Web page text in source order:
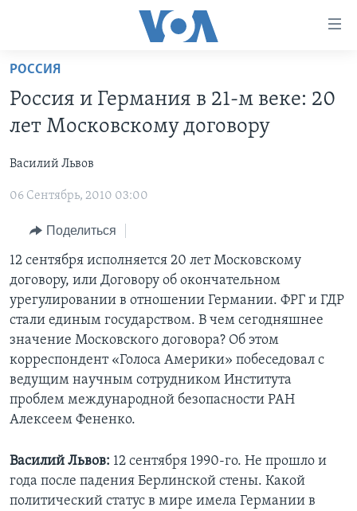
Перейти
основной
контент
навигации
Перейти
поиск
НОВОСТИ ЗА МИНУТУ
ИТОГИ
ПОЧЕМУ ЭТО ВАЖНО?
ДИСКУССИЯ VOA
ДЕТАЛИ
НЬЮ-ЙОРК NEW YORK
АМЕРИКА. БОЛЬШОЕ ПУТЕШЕСТВИЕ
УЧИМ АНГЛИЙСКИЙ
НАША АМЕРИКАНСКАЯ ИСТОРИЯ
А КАК В АМЕРИКЕ?
АРТЕФАКТЫ
АМЕРИКАНСКИЕ ГОРОДКИ
ТЕСТЫ
ЭКСПЕРТИЗА
ИНТЕРВЬЮ
ФАКТЫ ПРОТИВ ФЕЙКОВ
ЗА СВОБОДУ ПРЕССЫ
УЧИМ АНГЛИЙСКИЙ
ВИДЕО
ПОДПИСКА НА НОВОСТИ
Learning English
СОЦИАЛЬНЫЕ СЕТИ
Языки
РОССИЯ
Россия и Германия в 21-м веке: 20
лет Московскому договору
Василий Львов
06 Сентябрь, 2010 03:00
Поделиться
12 сентября исполняется 20 лет Московскому
договору, или Договору об окончательном
урегулировании в отношении Германии. ФРГ и ГДР
стали единым государством. В чем сегодняшнее
значение Московского договора? Об этом
корреспондент «Голоса Америки» побеседовал с
ведущим научным сотрудником Института
проблем международной безопасности РАН
Алексеем Фененко.
Василий Львов: 12 сентября 1990-го. Не прошло и
года после падения Берлинской стены. Какой
политический статус в мире имела Германии в